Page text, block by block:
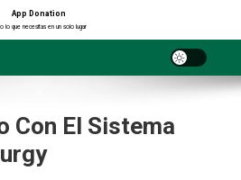
App Donation
lo que necesitas en un solo lugar
Con El Sistema